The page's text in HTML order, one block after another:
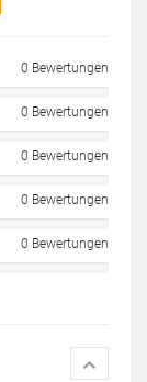
0 Bewertungen
0 Bewertungen
0 Bewertungen
0 Bewertungen
0 Bewertungen